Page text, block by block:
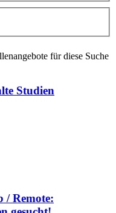
für diese Suche
Studien
/ Remote: